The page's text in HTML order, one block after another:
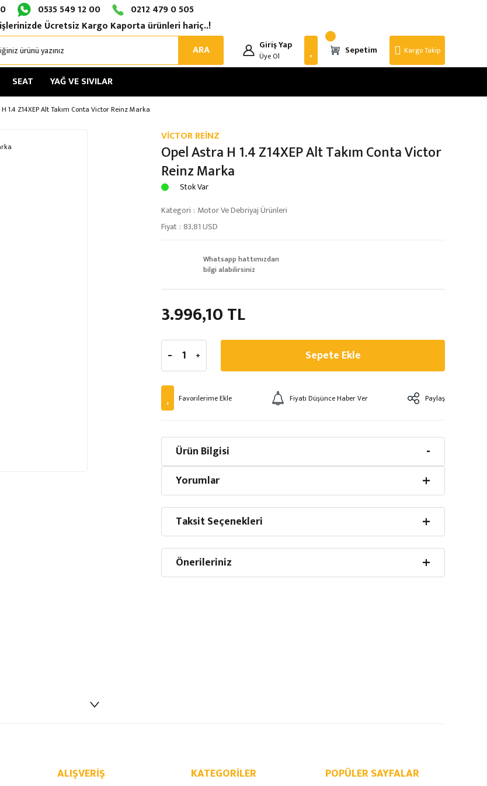
0535 549 12 00
0212 479 0 505
Ücretsiz Kargo Kaporta ürünleri hariç..!
ARA
Giriş Yap
Üye Ol Sepetim Kargo Takip
SEAT YAĞ VE SIVILAR
1.4 Z14XEP Alt Takım Conta Victor Reinz Marka
VİCTOR REİNZ
Opel Astra H 1.4 Z14XEP Alt Takım Conta Victor
Reinz Marka
Stok Var
Kategori Motor Ve Debriyaj Ürünleri
Fiyat 83,81 USD
Whatsapp hattımızdan
bilgi alabilirsiniz
3.996,10 TL
Sepete Ekle
Fiyatı Düşünce Haber Ver Paylaş
Ürün Bilgisi
Yorumlar
Taksit Seçenekleri
Önerileriniz
ALIŞVERIŞ KATEGORILER POPÜLER SAYFALAR